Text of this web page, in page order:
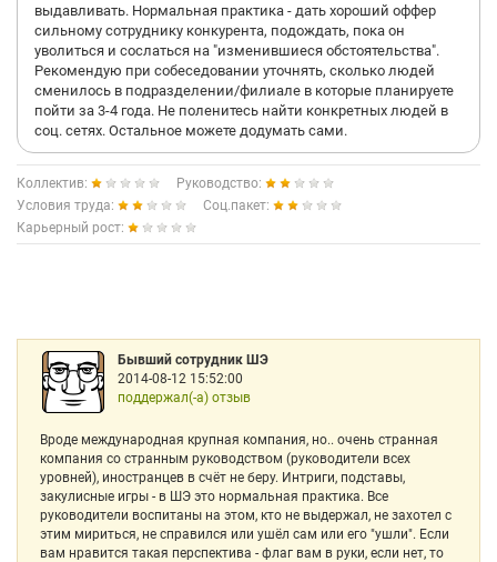
выдавливать. Нормальная практика - дать хороший оффер
сильному сотруднику конкурента, подождать, пока он
уволиться и сослаться на "изменившиеся обстоятельства".
Рекомендую при собеседовании уточнять, сколько людей
сменилось в подразделении/филиале в которые планируете
пойти за 3-4 года. Не поленитесь найти конкретных людей в
соц. сетях. Остальное можете додумать сами.
Коллектив:
Руководство:
Условия труда:
Соц.пакет:
Карьерный рост:
Бывший сотрудник ШЭ
2014-08-12 15:52:00
поддержал(-а) отзыв
Вроде международная крупная компания, но.. очень странная
компания со странным руководством (руководители всех
уровней), иностранцев в счёт не беру. Интриги, подставы,
закулисные игры - в ШЭ это нормальная практика. Все
руководители воспитаны на этом, кто не выдержал, не захотел с
этим мириться, не справился или ушёл сам или его "ушли". Если
вам нравится такая перспектива - флаг вам в руки, если нет, то